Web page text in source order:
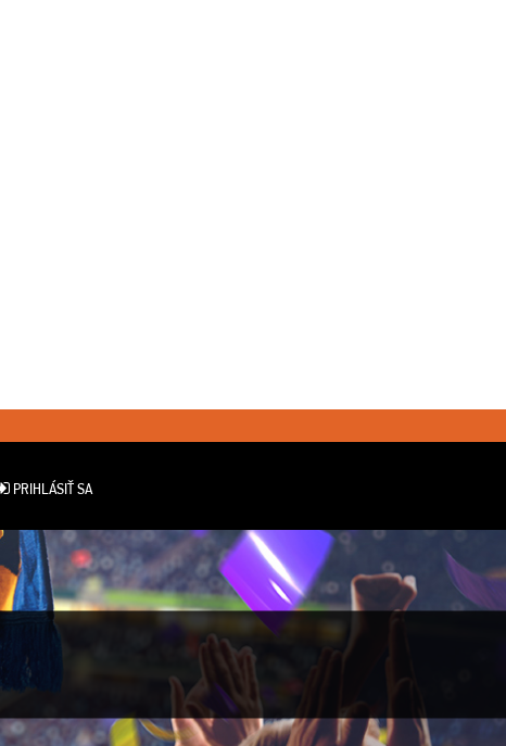
PRIHLÁSIŤ SA